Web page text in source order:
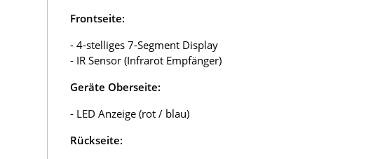
Frontseite:
- 4-stelliges 7-Segment Display
- IR Sensor (Infrarot Empfänger)
Geräte Oberseite:
- LED Anzeige (rot / blau)
Rückseite: